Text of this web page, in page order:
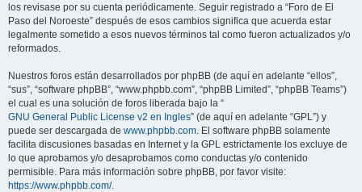
los revisase por su cuenta periódicamente. Seguir registrado a “Foro de El
Paso del Noroeste” después de esos cambios significa que acuerda estar
legalmente sometido a esos nuevos términos tal como fueron actualizados y/o
reformados.
Nuestros foros están desarrollados por phpBB (de aquí en adelante “ellos”,
“sus”, “software phpBB”, “www.phpbb.com”, “phpBB Limited”, “phpBB Teams”)
el cual es una solución de foros liberada bajo la “
GNU General Public License v2 en Ingles” (de aquí en adelante “GPL”) y
puede ser descargada de www.phpbb.com. El software phpBB solamente
facilita discusiones basadas en Internet y la GPL estrictamente los excluye de
lo que aprobamos y/o desaprobamos como conductas y/o contenido
permisible. Para más información sobre phpBB, por favor visite:
https://www.phpbb.com/.